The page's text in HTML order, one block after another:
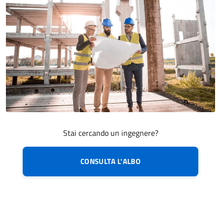
Stai cercando un ingegnere?
CONSULTA L'ALBO